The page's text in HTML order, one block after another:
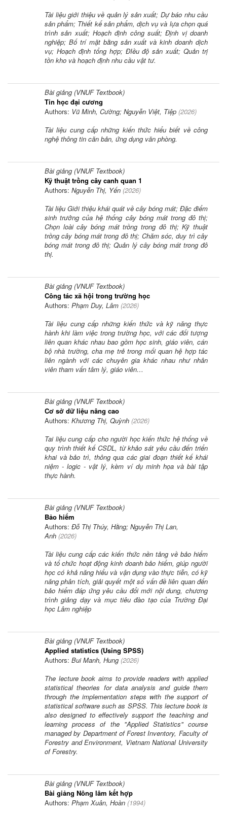
Tài liệu giới thiệu về quản lý sản xuất; Dự báo nhu cầu
sản phẩm; Thiết kế sản phẩm, dịch vụ và lựa chọn quá
trình sản xuất; Hoạch định công suất; Định vị doanh
nghiệp; Bố trí mặt bằng sản xuất và kinh doanh dịch
vụ; Hoạch định tổng hợp; ĐIều độ sản xuất; Quản trị
tồn kho và hoạch định nhu cầu vật tư.
Bài giảng (VNUF Textbook)
Tin học đại cương
Authors: Vũ Minh, Cường; Nguyễn Việt, Tiệp (2026)
Tài liệu cung cấp những kiến thức hiểu biết về công
nghệ thông tin căn bản, ứng dụng văn phòng.
Bài giảng (VNUF Textbook)
Kỹ thuật trồng cây canh quan 1
Authors: Nguyễn Thị, Yến (2026)
Tài liệu Giới thiệu khái quát về cây bóng mát; Đặc điểm
sinh trưởng của hệ thống cây bóng mát trong đô thị;
Chọn loài cây bóng mát trồng trong đô thị; Kỹ thuật
trồng cây bóng mát trong đô thị; Chăm sóc, duy trì cây
bóng mát trong đô thị; Quản lý cây bóng mát trong đô
thị.
Bài giảng (VNUF Textbook)
Công tác xã hội trong trường học
Authors: Phạm Duy, Lâm (2026)
Tài liệu cung cấp những kiến thức và kỹ năng thực
hành khi làm việc trong trường học, với các đối tượng
liên quan khác nhau bao gồm học sinh, giáo viên, cán
bộ nhà trường, cha mẹ trẻ trong mối quan hệ hợp tác
liên ngành với các chuyên gia khác nhau như nhân
viên tham vấn tâm lý, giáo viên…
Bài giảng (VNUF Textbook)
Cơ sở dữ liệu nâng cao
Authors: Khương Thị, Quỳnh (2026)
Tai liệu cung cấp cho người học kiến thức hệ thống về
quy trình thiết kế CSDL, từ khảo sát yêu cầu đến triển
khai và bảo trì, thông qua các giai đoạn thiết kế khái
niệm - logic - vật lý, kèm ví dụ minh họa và bài tập
thực hành.
Bài giảng (VNUF Textbook)
Bảo hiểm
Authors: Đỗ Thị Thúy, Hằng; Nguyễn Thị Lan,
Anh (2026)
Tài liệu cung cấp các kiến thức nền tảng về bảo hiểm
và tổ chức hoạt động kinh doanh bảo hiểm, giúp người
học có khả năng hiểu và vận dụng vào thực tiễn, có kỹ
năng phân tích, giải quyết một số vấn đề liên quan đến
bảo hiểm đáp ứng yêu cầu đổi mới nội dung, chương
trình giảng dạy và mục tiêu đào tạo của Trường Đại
học Lâm nghiệp
Bài giảng (VNUF Textbook)
Applied statistics (Using SPSS)
Authors: Bui Manh, Hung (2026)
The lecture book aims to provide readers with applied
statistical theories for data analysis and guide them
through the implementation steps with the support of
statistical software such as SPSS. This lecture book is
also designed to effectively support the teaching and
learning process of the "Applied Statistics" course
managed by Department of Forest Inventory, Faculty of
Forestry and Environment, Vietnam National University
of Forestry.
Bài giảng (VNUF Textbook)
Bài giảng Nông lâm kết hợp
Authors: Phạm Xuân, Hoàn (1994)